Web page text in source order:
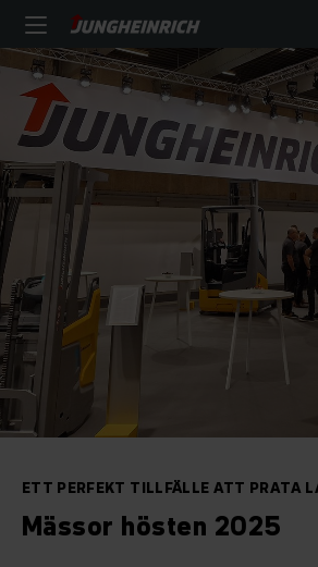
ETT PERFEKT TILLFÄLLE ATT PRATA
Mässor hösten 2025